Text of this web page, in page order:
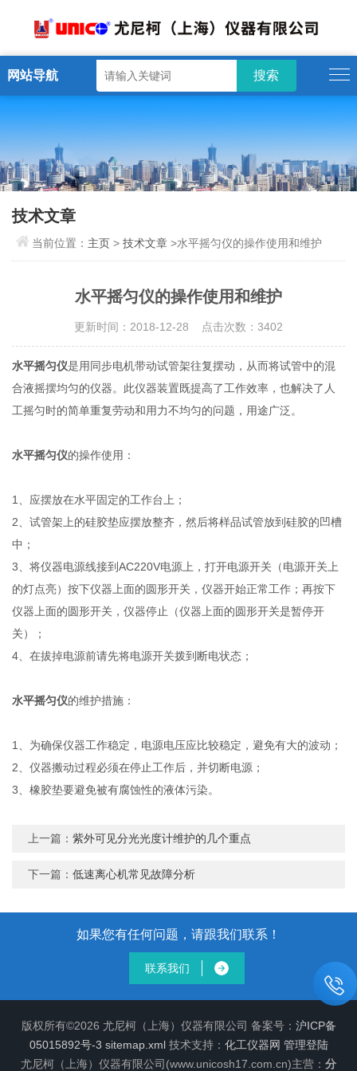
网站导航
技术文章
当前位置： 主页 >技术文章 >水平摇匀仪的操作使用和维护
水平摇匀仪的操作使用和维护
更新时间：2018-12-28 点击次数：3402
水平摇匀仪是用同步电机带动试管架往复摆动，从而将试管中的混
合液摇摆均匀的仪器。此仪器装置既提高了工作效率，也解决了人
工摇匀时的简单重复劳动和用力不均匀的问题，用途广泛。
水平摇匀仪的操作使用：
1、应摆放在水平固定的工作台上；
2、试管架上的硅胶垫应摆放整齐，然后将样品试管放到硅胶的凹槽
中；
3、将仪器电源线接到AC220V电源上，打开电源开关（电源开关上
的灯点亮）按下仪器上面的圆形开关，仪器开始正常工作；再按下
仪器上面的圆形开关，仪器停止（仪器上面的圆形开关是暂停开
关）；
4、在拔掉电源前请先将电源开关拨到断电状态；
水平摇匀仪的维护措施：
1、为确保仪器工作稳定，电源电压应比较稳定，避免有大的波动；
2、仪器搬动过程必须在停止工作后，并切断电源；
3、橡胶垫要避免被有腐蚀性的液体污染。
上一篇：紫外可见分光光度计维护的几个重点
下一篇：低速离心机常见故障分析
如果您有任何问题，请跟我们联系！
联系我们
版权所有©2026 尤尼柯（上海）仪器有限公司 备案号： 沪ICP备
05015892号-3 sitemap.xml技术支持： 化工仪器网 管理登陆
尤尼柯（上海）仪器有限公司(www.unicosh17.com.cn)主营： 分